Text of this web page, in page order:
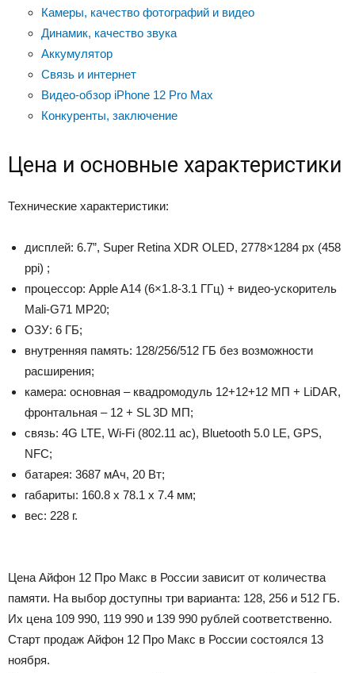
Камеры, качество фотографий и видео
Динамик, качество звука
Аккумулятор
Связь и интернет
Видео-обзор iPhone 12 Pro Max
Конкуренты, заключение
Цена и основные характеристики
Технические характеристики:
дисплей: 6.7”, Super Retina XDR OLED, 2778×1284 px (458
ppi) ;
процессор: Apple A14 (6×1.8-3.1 ГГц) + видео-ускоритель
Mali-G71 MP20;
ОЗУ: 6 ГБ;
внутренняя память: 128/256/512 ГБ без возможности
расширения;
камера: основная – квадромодуль 12+12+12 МП + LiDAR,
фронтальная – 12 + SL 3D МП;
связь: 4G LTE, Wi-Fi (802.11 ac), Bluetooth 5.0 LE, GPS,
NFC;
батарея: 3687 мАч, 20 Вт;
габариты: 160.8 x 78.1 x 7.4 мм;
вес: 228 г.
Цена Айфон 12 Про Макс в России зависит от количества
памяти. На выбор доступны три варианта: 128, 256 и 512 ГБ.
Их цена 109 990, 119 990 и 139 990 рублей соответственно.
Старт продаж Айфон 12 Про Макс в России состоялся 13
ноября.